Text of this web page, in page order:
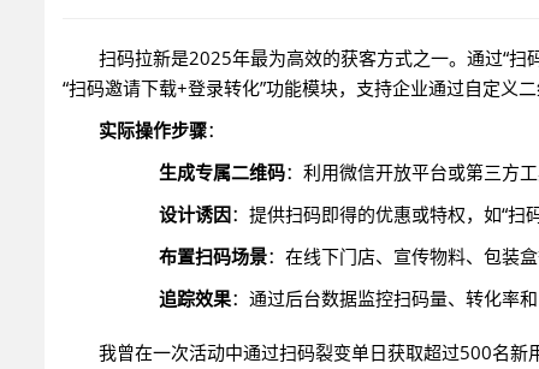
扫码拉新是2025年最为高效的获客方式之一。通过“
“扫码邀请下载+登录转化”功能模块，支持企业通过自定义
实际操作步骤：
生成专属二维码：利用微信开放平台或第三方
设计诱因：提供扫码即得的优惠或特权，如“扫
布置扫码场景：在线下门店、宣传物料、包装
追踪效果：通过后台数据监控扫码量、转化率
我曾在一次活动中通过扫码裂变单日获取超过500名